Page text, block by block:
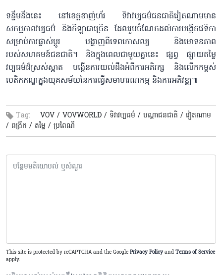
ទន្ទឹមនឹងនេះ នៅខេត្តខាញ់ហ័រ ទិវាវប្បធម៌ជនជាតិវៀតណាមមាន
សកម្មភាពវប្បធម៌ និងកីឡាជាច្រើន ដែលរួមចំណែកដល់ការបង្កើតវេទិកា
សម្រាប់ការផ្លាស់ប្តូរ បង្ហាញពីទេពកោសល្យ និងមោទនភាព
របស់សហគមន៍ជនជាតិ។ និងក្នុងពេលជាមួយគ្នានេះ ផ្សព្វ ផ្សាយតម្លៃ
វប្បធម៌ដ៏ស្រស់ស្អាត បង្កើនការយល់ដឹងអំពីការអភិរក្ស និងលើកកម្ពស់
បេតិកភណ្ឌក្នុងយុគសម័យនៃការធ្វើសមាហរណកម្ម និងការអភិវឌ្ឍ៕
Tag: VOV / VOVWORLD / ទិវាវប្បធម៌ / បណ្តាជនជាតិ / វៀតណាម
/ ពង្រីក / តម្លៃ / ប្រពៃណី
This site is protected by reCAPTCHA and the Google Privacy Policy and Terms of Service
apply.